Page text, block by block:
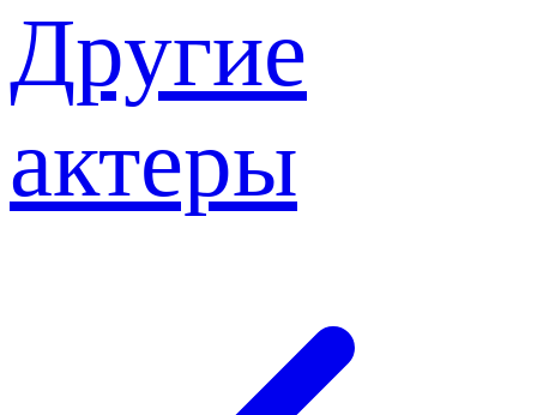
Другие
актеры